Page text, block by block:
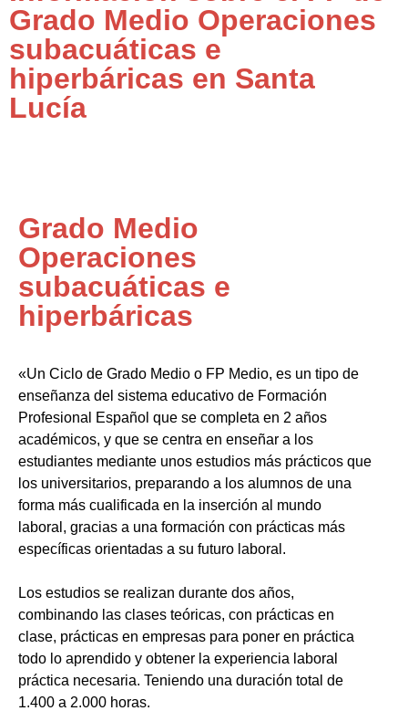
Grado Medio Operaciones
subacuáticas e
hiperbáricas en Santa
Lucía
Grado Medio
Operaciones
subacuáticas e
hiperbáricas
«Un Ciclo de Grado Medio o FP Medio, es un tipo de
enseñanza del sistema educativo de Formación
Profesional Español que se completa en 2 años
académicos, y que se centra en enseñar a los
estudiantes mediante unos estudios más prácticos que
los universitarios, preparando a los alumnos de una
forma más cualificada en la inserción al mundo
laboral, gracias a una formación con prácticas más
específicas orientadas a su futuro laboral.
Los estudios se realizan durante dos años,
combinando las clases teóricas, con prácticas en
clase, prácticas en empresas para poner en práctica
todo lo aprendido y obtener la experiencia laboral
práctica necesaria. Teniendo una duración total de
1.400 a 2.000 horas.